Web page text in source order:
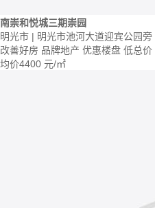
南崇和悦城三期崇园
明光市 | 明光市池河大道迎宾公园旁
改善好房 品牌地产 优惠楼盘 低总价
均价4400 元/㎡